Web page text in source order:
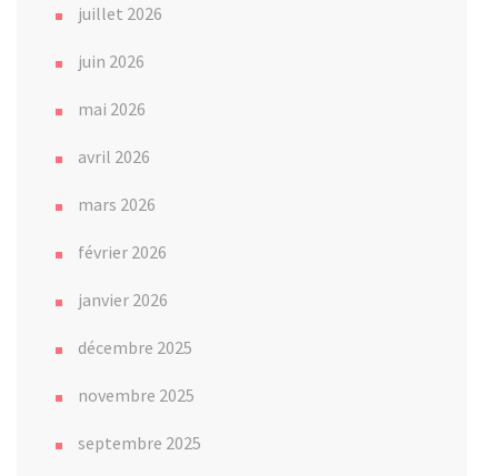
juillet 2026
juin 2026
mai 2026
avril 2026
mars 2026
février 2026
janvier 2026
décembre 2025
novembre 2025
septembre 2025